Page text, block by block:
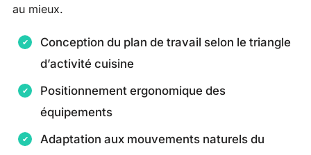
au mieux.
Conception du plan de travail selon le triangle
d’activité cuisine
Positionnement ergonomique des
équipements
Adaptation aux mouvements naturels du